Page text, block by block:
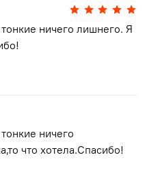
ничего лишнего. Я
ничего
что хотела.Спасибо!